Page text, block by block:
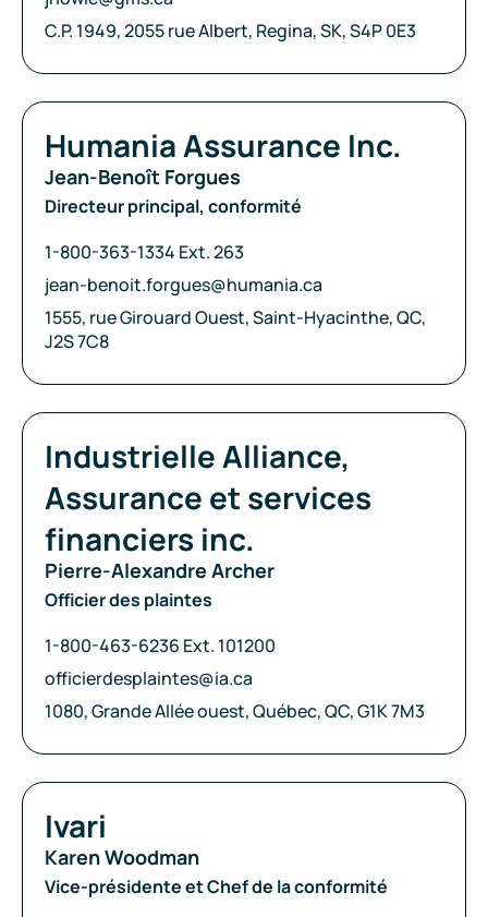
Adresse:
C.P. 1949, 2055 rue Albert, Regina, SK, S4P 0E3
Compagnie:
Humania Assurance Inc.
Jean-Benoît Forgues
Directeur principal, conformité
Téléphone:
1-800-363-1334 Ext. 263
Courriel:
jean-benoit.forgues@humania.ca
Adresse:
1555, rue Girouard Ouest, Saint-Hyacinthe, QC,
J2S 7C8
Compagnie:
Industrielle Alliance,
Assurance et services
financiers inc.
Pierre-Alexandre Archer
Officier des plaintes
Téléphone:
1-800-463-6236 Ext. 101200
Courriel:
officierdesplaintes@ia.ca
Adresse:
1080, Grande Allée ouest, Québec, QC, G1K 7M3
Compagnie:
Ivari
Karen Woodman
Vice-présidente et Chef de la conformité